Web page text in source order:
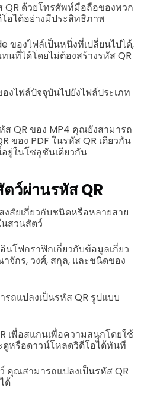
QR ด้วยโทรศัพท์มือถือของพวก
อได้อย่างมีประสิทธิภาพ
ของไฟล์เป็นหนึ่งที่เปลี่ยนไปได้,
ที่ได้โดยไม่ต้องสร้างรหัส QR
งไฟล์ปัจจุบันไปยังไฟล์ประเภท
QR ของ MP4 คุณยังสามารถ
ของ PDF ในรหัส QR เดียวกัน
อยู่ในโซลูชันเดียวกัน
ว์ผ่านรหัส QR
สัยเกี่ยวกับชนิดหรือหลายสาย
สวนสัตว์
โฟกราฟิกเกี่ยวกับข้อมูลเกี่ยว
จักร, วงศ์, สกุล, และชนิดของ
ถแปลงเป็นรหัส QR รูปแบบ
เพื่อสแกนเพื่อความสนุกโดยใช้
หรือดาวน์โหลดวิดีโอได้ทันที
คุณสามารถแปลงเป็นรหัส QR
ด้